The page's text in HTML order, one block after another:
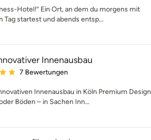
Hotel!” Ein Ort, an dem du morgens mit
Tag startest und abends entsp...
Innenausbau
Bewertung: 5 von 5 Sternen
7 Bewertungen
Innenausbau in Köln Premium Design
Böden – in Sachen Inn...